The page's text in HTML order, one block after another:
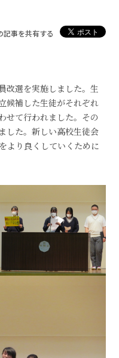
記事を共有する
改選を実施しました。生
候補した生徒がそれぞれ
せて行われました。その
した。新しい高校生徒会
より良くしていくために